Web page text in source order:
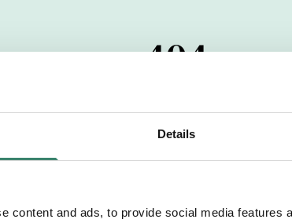
Details
content and ads, to provide social media features
404
har passerats. Vi uppskattar
dig med mer information om våra